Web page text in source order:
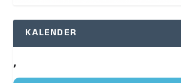
KALENDER
,